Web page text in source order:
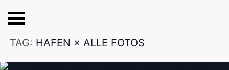
TAG: HAFEN × ALLE FOTOS